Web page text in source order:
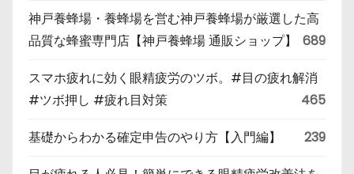
神戸養蜂場・養蜂場を営む神戸養蜂場が厳選した高
品質な蜂蜜専門店【神戸養蜂場 通販ショップ】
689
スマホ疲れに効く眼精疲労のツボ。#目の疲れ解消
#ツボ押し #疲れ目対策
465
基礎からわかる確定申告のやり方【入門編】 239